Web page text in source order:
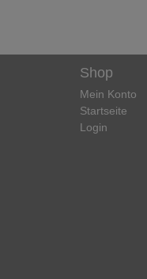
Shop
Mein Konto
Startseite
Login